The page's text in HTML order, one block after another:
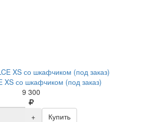
XS со шкафчиком (под заказ)
9 300
+
Купить